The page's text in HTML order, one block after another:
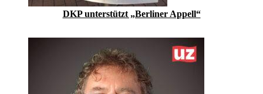
DKP unterstützt „Berliner Appell“